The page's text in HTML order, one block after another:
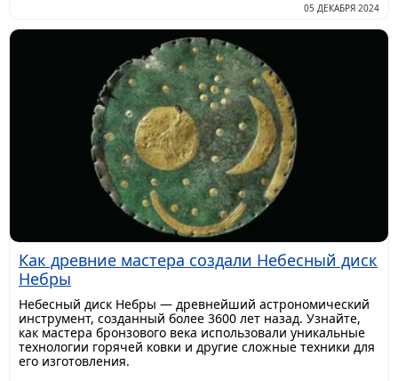
05 ДЕКАБРЯ 2024
Как древние мастера создали Небесный диск
Небры
Небесный диск Небры — древнейший астрономический
инструмент, созданный более 3600 лет назад. Узнайте,
как мастера бронзового века использовали уникальные
технологии горячей ковки и другие сложные техники для
его изготовления.